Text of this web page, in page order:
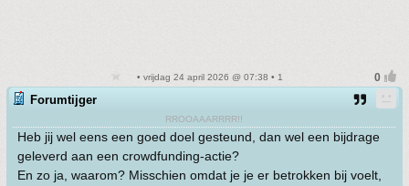
• vrijdag 24 april 2026 @ 07:38 • 1
Forumtijger
RROOAAARRRR!!
Heb jij wel eens een goed doel gesteund, dan wel een bijdrage
geleverd aan een crowdfunding-actie?
En zo ja, waarom? Misschien omdat je je er betrokken bij voelt,